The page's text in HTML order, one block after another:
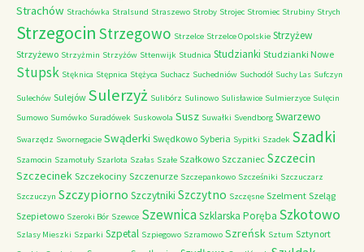
Strachów Strachówka Stralsund Straszewo Stroby Strojec Stromiec Strubiny Strych
Strzegocin Strzegowo Strzelce Strzelce Opolskie Strzyżew
Strzyżewo Strzyżmin Strzyżów Sttenwijk Studnica Studzianki Studzianki Nowe
Stupsk Stęknica Stępnica Stężyca Suchacz Suchedniów Suchodół Suchy Las Sufczyn
Sulechów Sulejów Sulerzyż Sulibórz Sulinowo Sulisławice Sulmierzyce Sulęcin
Sumowo Sumówko Suradówek Suskowola Susz Suwałki Svendborg Swarzewo
Swarzędz Swornegacie Swąderki Swędkowo Syberia Sypitki Szadek Szadki
Szamocin Szamotuły Szarlota Szałas Szałe Szałkowo Szczaniec Szczecin
Szczecinek Szczekociny Szczenurze Szczepankowo Szcześniki Szczuczarz
Szczuczyn Szczypiorno Szczytniki Szczytno Szczęsne Szelment Szeląg
Szepietowo Szeroki Bór Szewce SzewnicaSzklarska Poręba Szkotowo
Szlasy Mieszki Szparki Szpetal Szpiegowo Szramowo Szreńsk Sztum Sztynort